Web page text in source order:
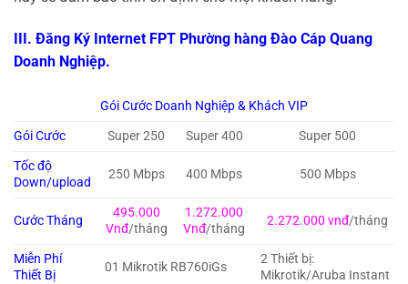
III. Đăng Ký Internet FPT Phường hàng Đào Cáp Quang
Doanh Nghiệp.
Gói Cước Doanh Nghiệp & Khách VIP
Gói Cước
Super 250 Super 400
Super 500
Tốc độ
Down/upload
250 Mbps 400 Mbps 500 Mbps
Cước Tháng
495.000
Vnđ/tháng
1.272.000
Vnđ/tháng
2.272.000 vnđ/tháng
Miễn Phí
Thiết Bị
01 Mikrotik RB760iGs
2 Thiết bị:
Mikrotik/Aruba Instant